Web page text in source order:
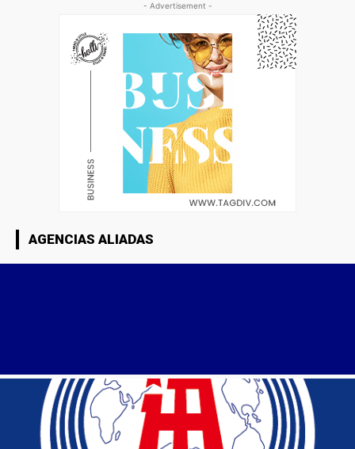
- Advertisement -
AGENCIAS ALIADAS